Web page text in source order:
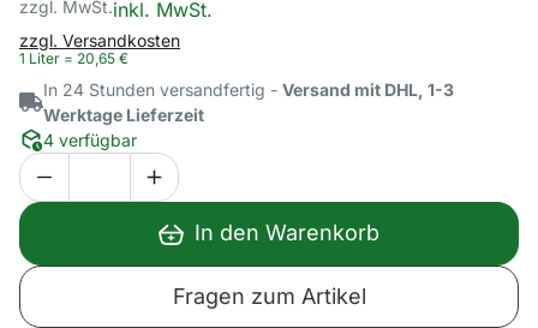
zzgl. MwSt.Steuerhinweis:
inkl. MwSt.
zzgl. Versandkosten
1 Liter = 20 65 €
In 24 Stunden versandfertig - Versand mit DHL, 1-3
Werktage Lieferzeit
4 verfügbar
In den Warenkorb
Fragen zum Artikel